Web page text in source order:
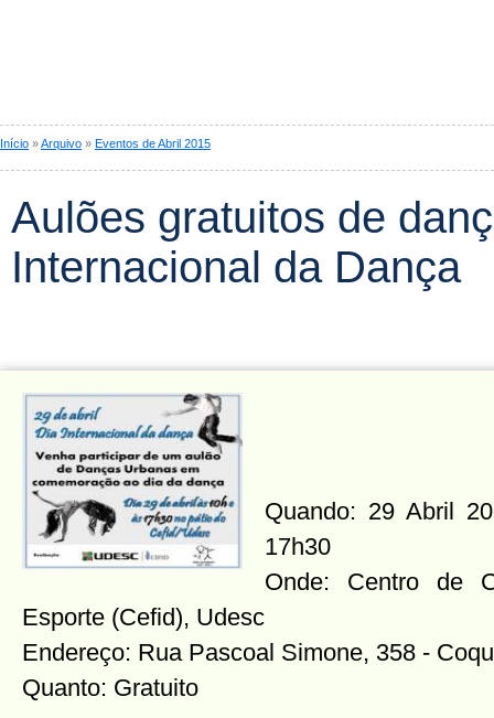
Início »Arquivo » Eventos de Abril 2015
Aulões gratuitos de
Internacional da Dança
Quando: 29 Abril
17h30
Onde: Centro de
Esporte (Cefid), Udesc
Endereço: Rua Pascoal Simone, 358 -
Quanto: Gratuito